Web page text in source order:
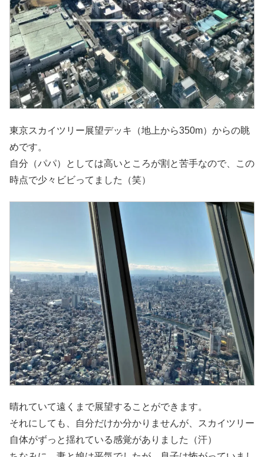
東京スカイツリー展望デッキ（地上から350m）からの眺
めです。
自分（パパ）としては高いところが割と苦手なので、この
時点で少々ビビってました（笑）
晴れていて遠くまで展望することができます。
それにしても、自分だけか分かりませんが、スカイツリー
自体がずっと揺れている感覚がありました（汗）